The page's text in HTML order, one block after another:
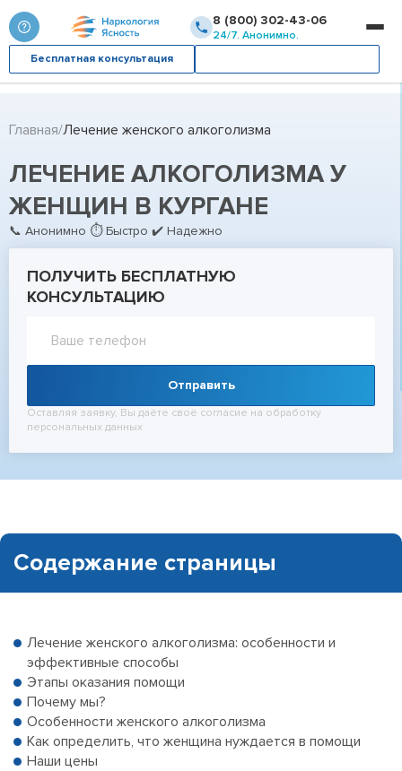
8 (800) 302-43-06
24/7. Анонимно.
Бесплатная консультация
Главная Лечение женского алкоголизма
ЛЕЧЕНИЕ АЛКОГОЛИЗМА У
ЖЕНЩИН В КУРГАНЕ
📞 Анонимно ⏱ Быстро ✔ Надежно
ПОЛУЧИТЬ БЕСПЛАТНУЮ
КОНСУЛЬТАЦИЮ
Отправить
Оставляя заявку, Вы даёте своё согласие на обработку
персональных данных
Содержание страницы
Лечение женского алкоголизма: особенности и
эффективные способы
Этапы оказания помощи
Почему мы?
Особенности женского алкоголизма
Как определить, что женщина нуждается в помощи
Наши цены